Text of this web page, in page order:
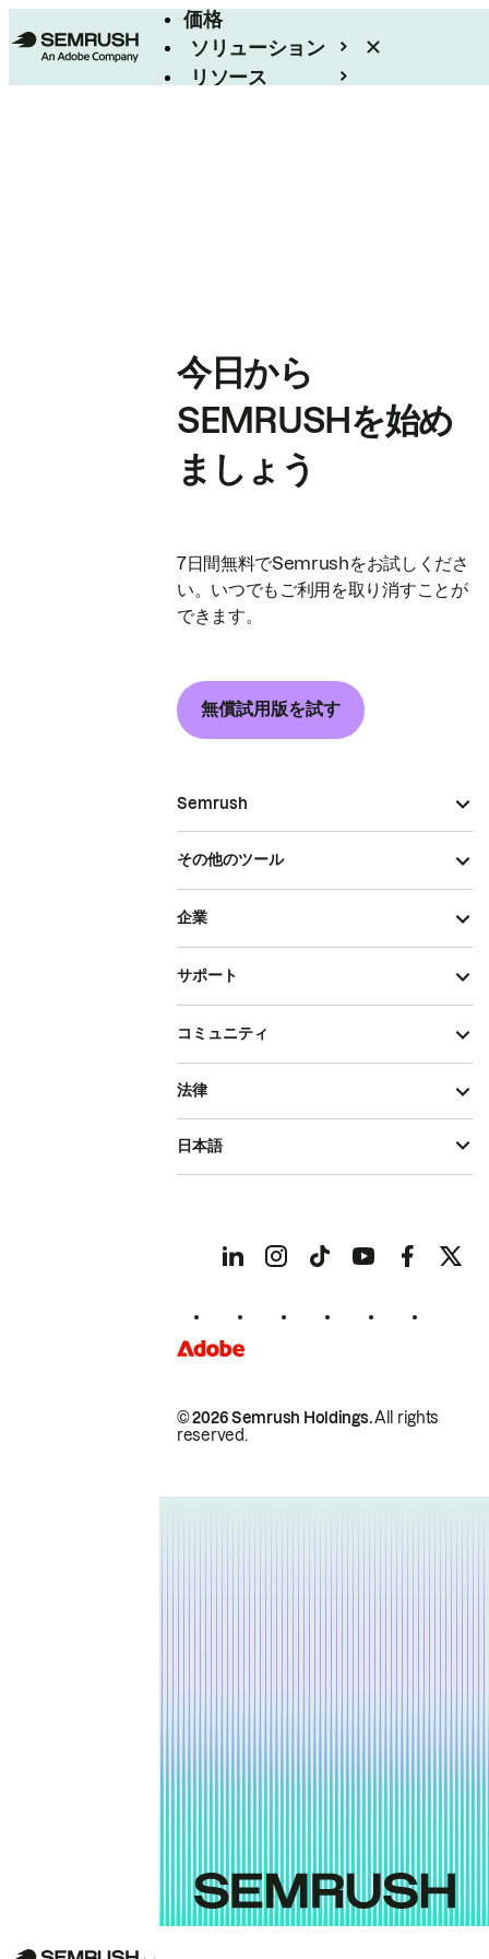
価格
ソリューション
リソース
今日から
SEMRUSHを始め
ましょう
7日間無料でSemrushをお試しくださ
い。いつでもご利用を取り消すことが
できます。
無償試用版を試す
Semrush
その他のツール
企業
サポート
コミュニティ
© 2026 Semrush Holdings.All rights
reserved.
法律
日本語